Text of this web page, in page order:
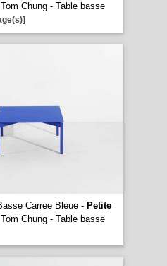
Chung - Table basse
Carree Bleue - Petite
Chung - Table basse